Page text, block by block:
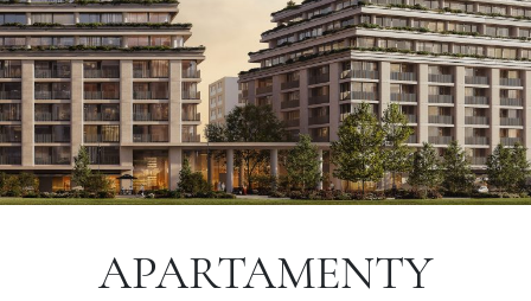
APARTAMENTY
O NAS
KONTAKT
APARTAMENTY